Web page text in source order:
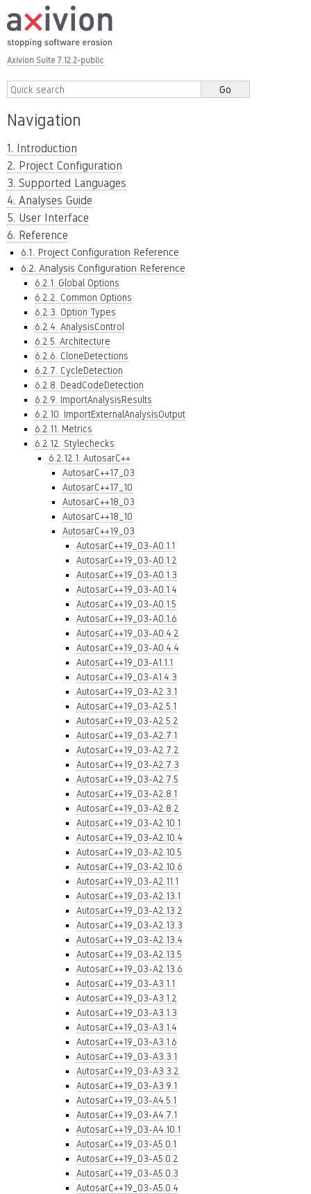
Axivion Suite 7.12.2-public
Navigation
1. Introduction
2. Project Configuration
3. Supported Languages
4. Analyses Guide
5. User Interface
6. Reference
6.1. Project Configuration Reference
6.2. Analysis Configuration Reference
6.2.1. Global Options
6.2.2. Common Options
6.2.3. Option Types
6.2.4. AnalysisControl
6.2.5. Architecture
6.2.6. CloneDetections
6.2.7. CycleDetection
6.2.8. DeadCodeDetection
6.2.9. ImportAnalysisResults
6.2.10. ImportExternalAnalysisOutput
6.2.11. Metrics
6.2.12. Stylechecks
6.2.12.1. AutosarC++
AutosarC++17_03
AutosarC++17_10
AutosarC++18_03
AutosarC++18_10
AutosarC++19_03
AutosarC++19_03-A0.1.1
AutosarC++19_03-A0.1.2
AutosarC++19_03-A0.1.3
AutosarC++19_03-A0.1.4
AutosarC++19_03-A0.1.5
AutosarC++19_03-A0.1.6
AutosarC++19_03-A0.4.2
AutosarC++19_03-A0.4.4
AutosarC++19_03-A1.1.1
AutosarC++19_03-A1.4.3
AutosarC++19_03-A2.3.1
AutosarC++19_03-A2.5.1
AutosarC++19_03-A2.5.2
AutosarC++19_03-A2.7.1
AutosarC++19_03-A2.7.2
AutosarC++19_03-A2.7.3
AutosarC++19_03-A2.7.5
AutosarC++19_03-A2.8.1
AutosarC++19_03-A2.8.2
AutosarC++19_03-A2.10.1
AutosarC++19_03-A2.10.4
AutosarC++19_03-A2.10.5
AutosarC++19_03-A2.10.6
AutosarC++19_03-A2.11.1
AutosarC++19_03-A2.13.1
AutosarC++19_03-A2.13.2
AutosarC++19_03-A2.13.3
AutosarC++19_03-A2.13.4
AutosarC++19_03-A2.13.5
AutosarC++19_03-A2.13.6
AutosarC++19_03-A3.1.1
AutosarC++19_03-A3.1.2
AutosarC++19_03-A3.1.3
AutosarC++19_03-A3.1.4
AutosarC++19_03-A3.1.6
AutosarC++19_03-A3.3.1
AutosarC++19_03-A3.3.2
AutosarC++19_03-A3.9.1
AutosarC++19_03-A4.5.1
AutosarC++19_03-A4.7.1
AutosarC++19_03-A4.10.1
AutosarC++19_03-A5.0.1
AutosarC++19_03-A5.0.2
AutosarC++19_03-A5.0.3
AutosarC++19_03-A5.0.4